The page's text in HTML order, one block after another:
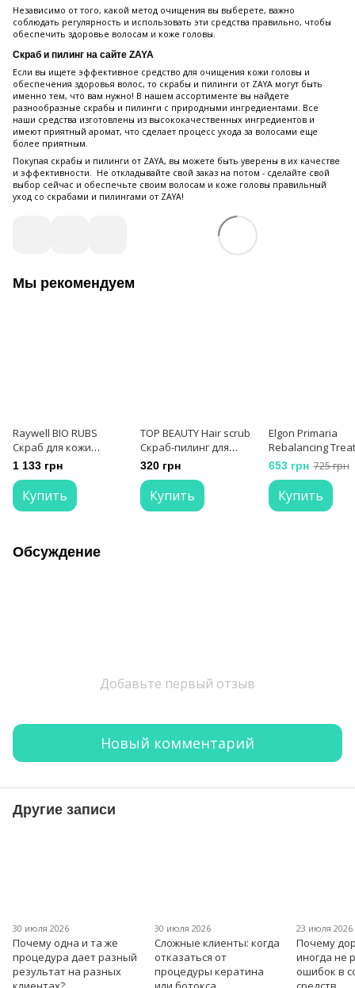
Независимо от того, какой метод очищения вы выберете, важно
соблюдать регулярность и использовать эти средства правильно, чтобы
обеспечить здоровье волосам и коже головы.
Скраб и пилинг на сайте ZAYA
Если вы ищете эффективное средство для очищения кожи головы и
обеспечения здоровья волос, то скрабы и пилинги от ZAYA могут быть
именно тем, что вам нужно! В нашем ассортименте вы найдете
разнообразные скрабы и пилинги с природными ингредиентами. Все
наши средства изготовлены из высококачественных ингредиентов и
имеют приятный аромат, что сделает процесс ухода за волосами еще
более приятным.
Покупая скрабы и пилинги от ZAYA, вы можете быть уверены в их качестве
и эффективности. Не откладывайте свой заказ на потом - сделайте свой
выбор сейчас и обеспечьте своим волосам и коже головы правильный
уход со скрабами и пилингами от ZAYA!
Мы рекомендуем
Raywell BIO RUBS
Скраб для кожи
головы 250 мл
1 133 грн
Купить
TOP BEAUTY Hair scrub
Скраб-пилинг для
кожи головы 250 мл
320 грн
Купить
Elgon Primaria
Rebalancing
Средство для
глубокого
кожи головы 200
653 грн 725 грн
Купить
Обсуждение
Добавьте первый отзыв
Новый комментарий
Другие записи
30 июля 2026
Почему одна и та же
процедура дает разный
результат на разных
30 июля 2026
Сложные клиенты: когда
отказаться от
процедуры кератина
23 июля 2026
Почему
иногда не
ошибок в